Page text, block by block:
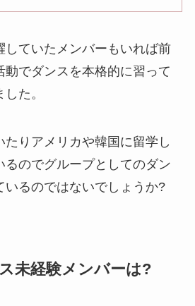
していたメンバーもいれば前
動でダンスを本格的に習って
た。
たりアメリカや韓国に留学し
るのでグループとしてのダン
いるのではないでしょうか?
未経験メンバーは?